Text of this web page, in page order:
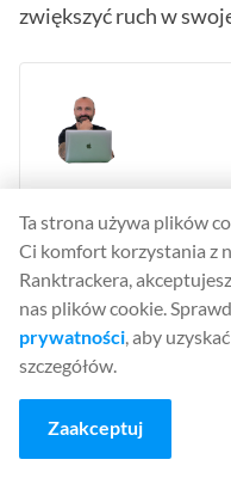
zwiększyć ruch w
Erik Emanuelli
Content Writer, SEO
Erik Emanuelli has
now sharing what he
more insights about
Ta strona używa plików
Ci komfort korzystania z
Ranktrackera,
nas plików cookie.
prywatności, aby
szczegółów.
Zaakceptuj